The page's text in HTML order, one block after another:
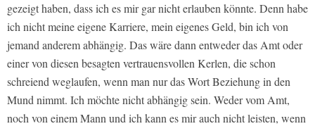
gezeigt haben, dass ich es mir gar nicht erlauben könnte. Denn habe
ich nicht meine eigene Karriere, mein eigenes Geld, bin ich von
jemand anderem abhängig. Das wäre dann entweder das Amt oder
einer von diesen besagten vertrauensvollen Kerlen, die schon
schreiend weglaufen, wenn man nur das Wort Beziehung in den
Mund nimmt. Ich möchte nicht abhängig sein. Weder vom Amt,
noch von einem Mann und ich kann es mir auch nicht leisten, wenn